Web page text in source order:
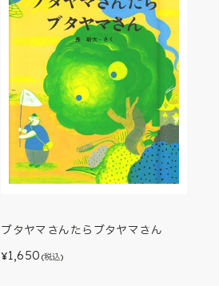
ブタヤマさんたらブタヤマさん
¥1,650 (税込)